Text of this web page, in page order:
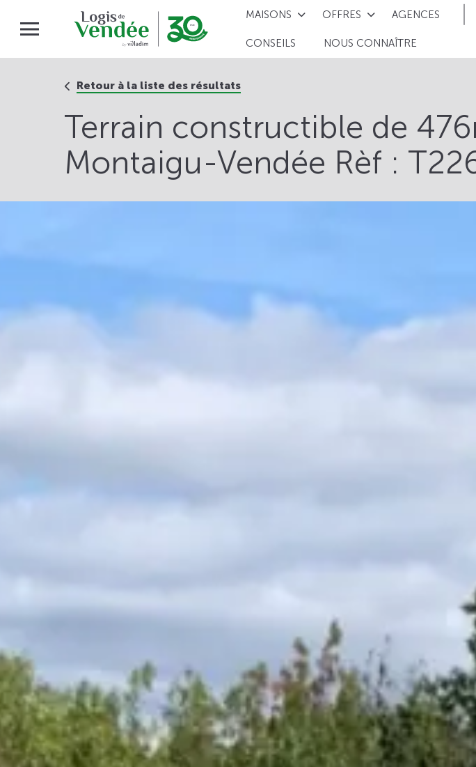
MAISONS OFFRES AGENCES
CONSEILS NOUS CONNAÎTRE
Retour à la liste des résultats
Terrain constructible de
Montaigu-Vendée Rèf :